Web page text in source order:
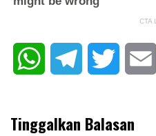
WhatsAppTelegram Twitter
Tinggalkan Balasan